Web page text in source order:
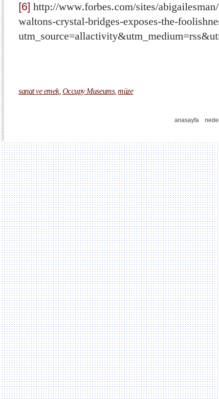
[6] http://www.forbes.com/sites/
waltons-crystal-bridges-exposes-the-
sanat ve emek, Occupy Museums,müze
anasayfa